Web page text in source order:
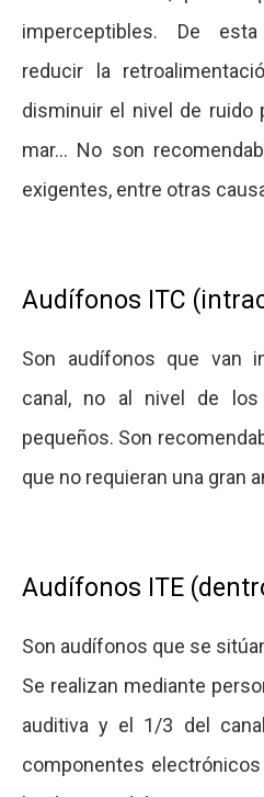
imperceptibles. De
reducir la
disminuir el nivel de ruido
mar… No son
exigentes, entre otras
Audífonos ITC
Son audífonos que van
canal, no al nivel de
pequeños. Son
que no requieran una gran
Audífonos ITE
Son audífonos que se
Se realizan mediante
auditiva y el 1/3 del
componentes